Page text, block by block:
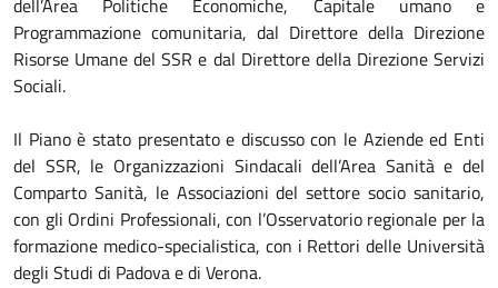
dell’Area Politiche Economiche, Capitale umano e
Programmazione comunitaria, dal Direttore della Direzione
Risorse Umane del SSR e dal Direttore della Direzione Servizi
Sociali.
Il Piano è stato presentato e discusso con le Aziende ed Enti
del SSR, le Organizzazioni Sindacali dell’Area Sanità e del
Comparto Sanità, le Associazioni del settore socio sanitario,
con gli Ordini Professionali, con l’Osservatorio regionale per la
formazione medico-specialistica, con i Rettori delle Università
degli Studi di Padova e di Verona.